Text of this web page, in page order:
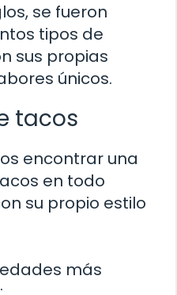
se fueron
tipos de
sus propias
únicos.
tacos
encontrar una
en todo
su propio estilo
más